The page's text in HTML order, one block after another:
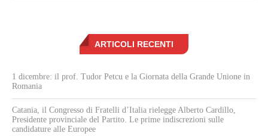
ARTICOLI RECENTI
1 dicembre: il prof. Tudor Petcu e la Giornata della Grande Unione in
Romania
Catania, il Congresso di Fratelli d’Italia rielegge Alberto Cardillo,
Presidente provinciale del Partito. Le prime indiscrezioni sulle
candidature alle Europee